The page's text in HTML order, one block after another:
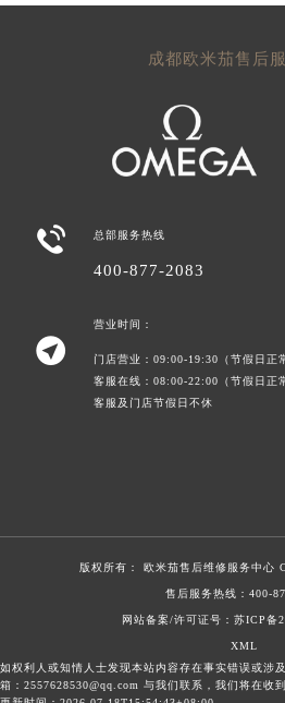
成都欧米茄售后
 总部服务热线
400-877-2083

营业时间：
门店营业：09:00-19:30（节假日正
客服在线：08:00-22:00（节假日正
客服及门店节假日不休
版权所有： 欧米茄售后维修服务中心
售后服务热线： 400-
网站备案/许可证号：苏ICP备
XML
如权利人或知情人士发现本站内容存在事实错误或涉
箱：2557628530@qq.com 与我们联系，我们将在收